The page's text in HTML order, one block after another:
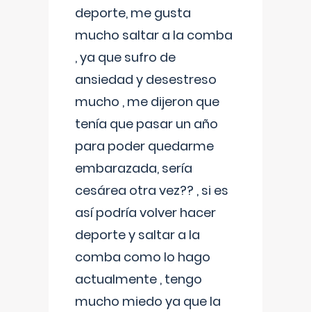
deporte, me gusta
mucho saltar a la comba
, ya que sufro de
ansiedad y desestreso
mucho , me dijeron que
tenía que pasar un año
para poder quedarme
embarazada, sería
cesárea otra vez?? , si es
así podría volver hacer
deporte y saltar a la
comba como lo hago
actualmente , tengo
mucho miedo ya que la